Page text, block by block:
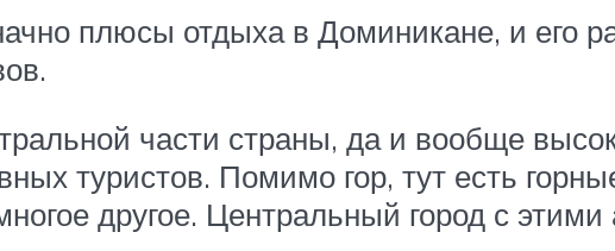
плюсы отдыха в Доминикане, и его
части страны, да и вообще
туристов. Помимо гор, тут есть
другое. Центральный город с